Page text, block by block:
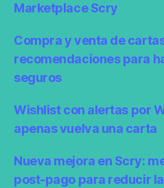
Marketplace Scry
Compra y venta de
recomendaciones para
seguros
Wishlist con alertas por
apenas vuelva una carta
Nueva mejora en Scry:
post-pago para reducir